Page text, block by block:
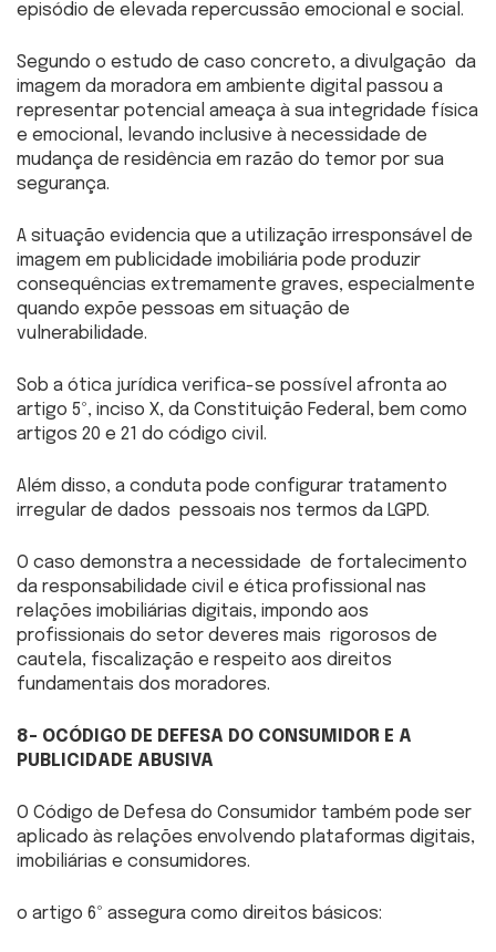
episódio de elevada repercussão emocional e social.
Segundo o estudo de caso concreto, a divulgação da
imagem da moradora em ambiente digital passou a
representar potencial ameaça à sua integridade física
e emocional, levando inclusive à necessidade de
mudança de residência em razão do temor por sua
segurança.
A situação evidencia que a utilização irresponsável de
imagem em publicidade imobiliária pode produzir
consequências extremamente graves, especialmente
quando expõe pessoas em situação de
vulnerabilidade.
Sob a ótica jurídica verifica-se possível afronta ao
artigo 5º, inciso X, da Constituição Federal, bem como
artigos 20 e 21 do código civil.
Além disso, a conduta pode configurar tratamento
irregular de dados pessoais nos termos da LGPD.
O caso demonstra a necessidade de fortalecimento
da responsabilidade civil e ética profissional nas
relações imobiliárias digitais, impondo aos
profissionais do setor deveres mais rigorosos de
cautela, fiscalização e respeito aos direitos
fundamentais dos moradores.
8- OCÓDIGO DE DEFESA DO CONSUMIDOR E A
PUBLICIDADE ABUSIVA
O Código de Defesa do Consumidor também pode ser
aplicado às relações envolvendo plataformas digitais,
imobiliárias e consumidores.
o artigo 6º assegura como direitos básicos: